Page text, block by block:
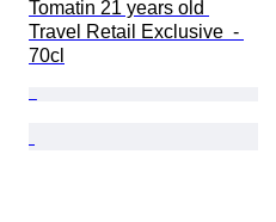
Tomatin 21 years old
Travel Retail Exclusive  -
70cl